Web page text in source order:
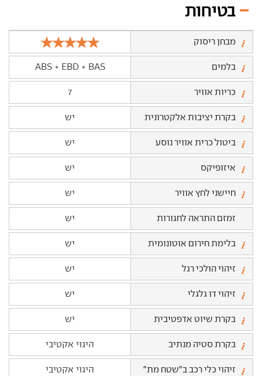
בטיחות
מבחן ריסוק
בלמים ABS + EBD + BAS
כריות אוויר 7
בקרת יציבות אלקטרונית יש
ביטול כרית אוויר נוסע יש
איזופיקס יש
חיישני לחץ אוויר יש
זמזם התראה לחגורות יש
בלימת חירום אוטונומית יש
זיהוי הולכי רגל יש
זיהוי דו גלגלי יש
בקרת שיוט אדפטיבית יש
בקרת סטיה מנתיב היגוי אקטיבי
זיהוי כלי רכב ב"שטח מת" היגוי אקטיבי